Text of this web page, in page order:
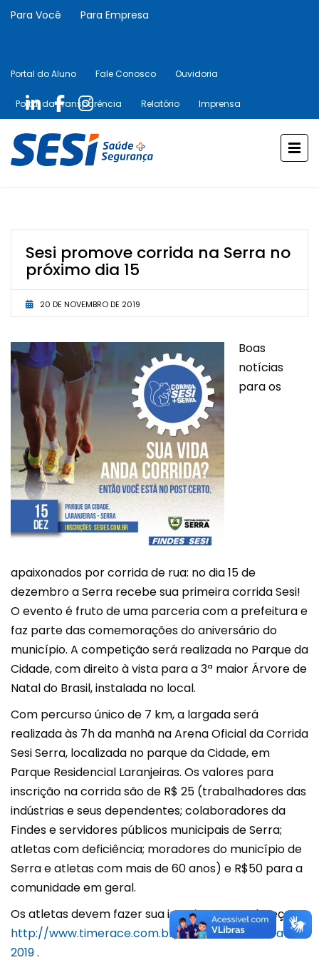
Para Você Para Empresa
Portal do Aluno Fale Conosco Ouvidoria
Portal da Transparência Relatório Imprensa
Sesi promove corrida na Serra no
próximo dia 15
20 DE NOVEMBRO DE 2019
Boas
notícias
para os
apaixonados por corrida de rua: no dia 15 de
dezembro a Serra recebe sua primeira corrida Sesi!
O evento é fruto de uma parceria com a prefeitura e
faz parte das comemorações do aniversário do
município. A competição será realizada no Parque da
Cidade, com direito à vista para a 3ª maior Árvore de
Natal do Brasil, instalada no local.
Com percurso único de 7 km, a largada será
realizada às 7h da manhã na Arena Oficial da Corrida
Sesi Serra, localizada no parque da Cidade, em
Parque Residencial Laranjeiras. Os valores para
inscrição na corrida são de R$ 25 (trabalhadores das
indústrias e seus dependentes; colaboradores da
Findes e servidores públicos municipais de Serra;
atletas com deficiência; moradores do município de
Serra e atletas com mais de 60 anos) e R$50 para a
comunidade em geral.
Os atletas devem fazer sua inscrição no endereço
http://www.timerace.com.br/corrida-sesi-serra-
2019.